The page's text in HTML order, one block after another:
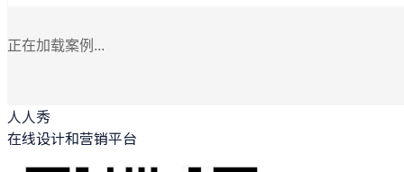
正在加载案例...
人人秀
在线设计和营销平台